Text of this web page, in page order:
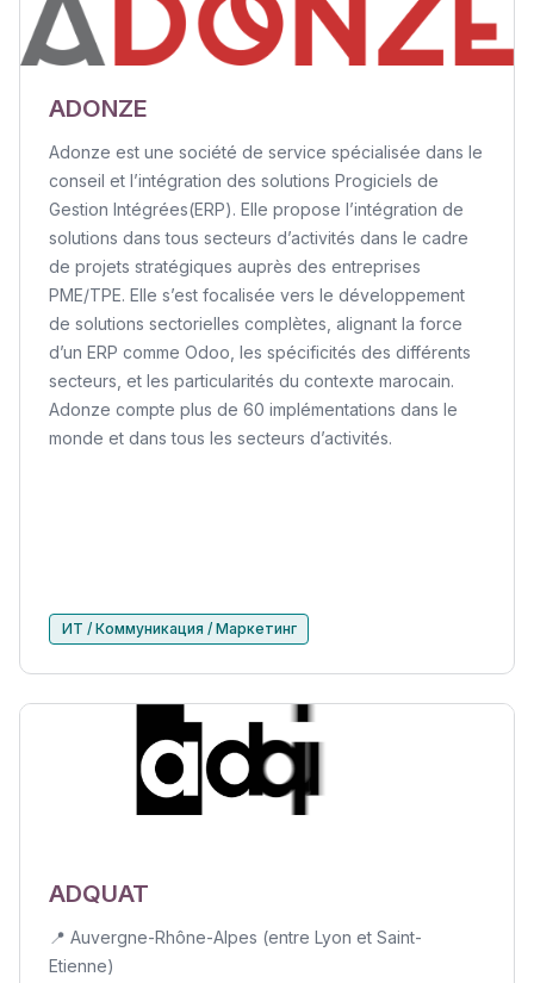
ADONZE
Adonze est une société de service spécialisée dans le
conseil et l’intégration des solutions Progiciels de
Gestion Intégrées(ERP). Elle propose l’intégration de
solutions dans tous secteurs d’activités dans le cadre
de projets stratégiques auprès des entreprises
PME/TPE. Elle s’est focalisée vers le développement
de solutions sectorielles complètes, alignant la force
d’un ERP comme Odoo, les spécificités des différents
secteurs, et les particularités du contexte marocain.
Adonze compte plus de 60 implémentations dans le
monde et dans tous les secteurs d’activités.
ИТ / Коммуникация / Маркетинг
ADQUAT
📍 Auvergne-Rhône-Alpes (entre Lyon et Saint-
Etienne)